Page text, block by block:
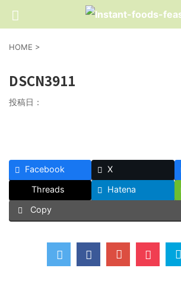
HOME >
DSCN3911
投稿日：
Facebook X
Threads
Hatena
Copy